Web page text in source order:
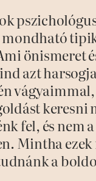
önismeret
azt
fel, és
Mintha
a